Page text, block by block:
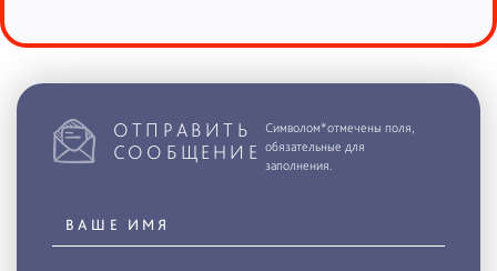
ОТПРАВИТЬ
СООБЩЕНИЕ
Символом*отмечены поля,
обязательные для
заполнения.